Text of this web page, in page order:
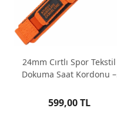
24mm Cırtlı Spor Tekstil
Dokuma Saat Kordonu –
599,00 TL